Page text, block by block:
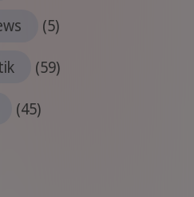
(5)
(59)
(45)